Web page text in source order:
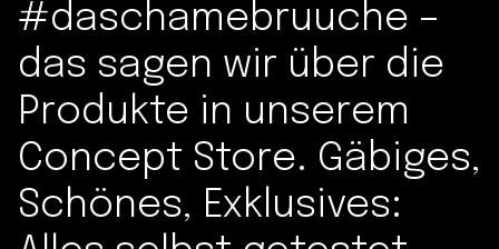
#daschamebruuche –
das sagen wir über die
Produkte in unserem
Concept Store. Gäbiges,
Schönes, Exklusives: